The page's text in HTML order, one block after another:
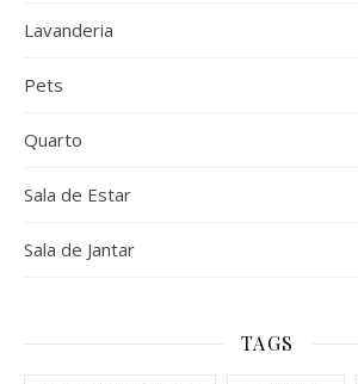
Lavanderia
Pets
Quarto
Sala de Estar
Sala de Jantar
TAGS